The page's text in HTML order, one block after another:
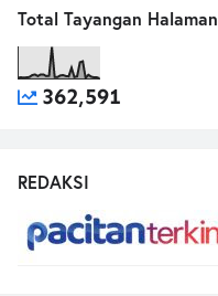
Total Tayangan Halaman
362,591
REDAKSI